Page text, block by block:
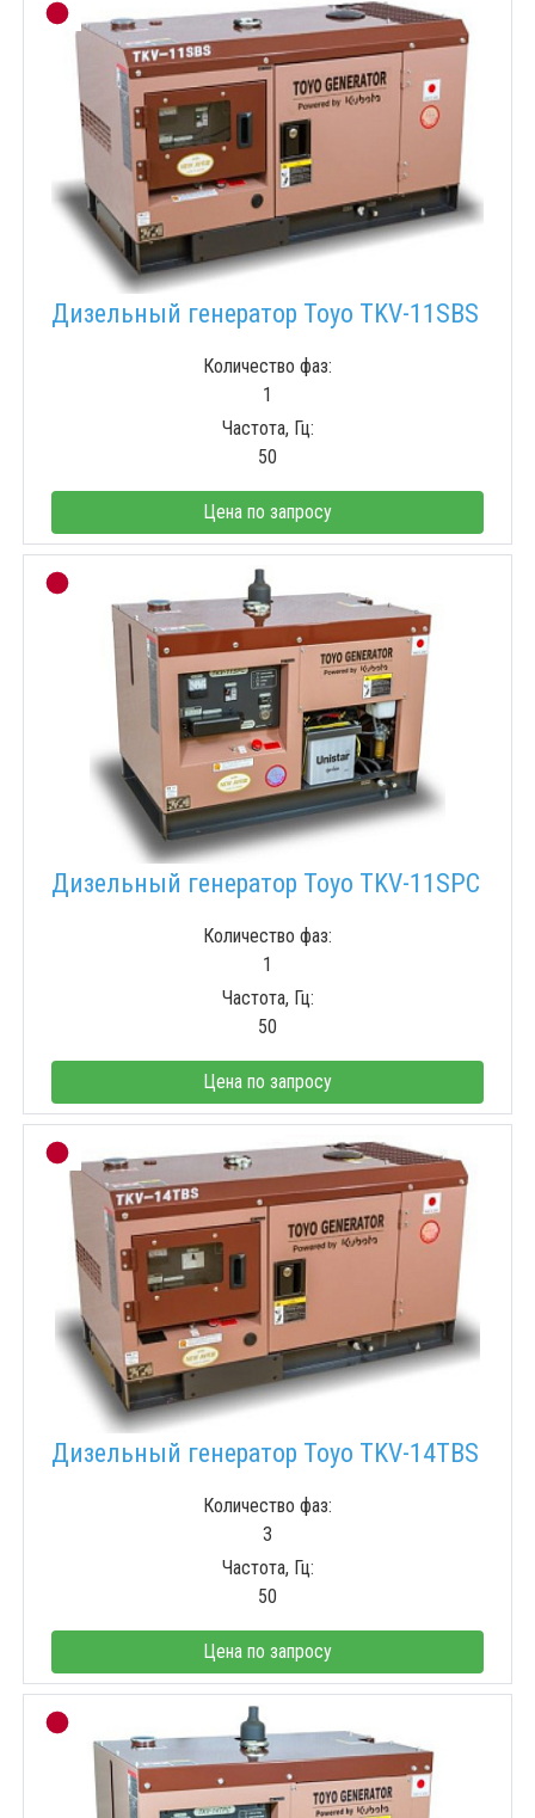
Дизельный генератор Toyo TKV-11SBS
Количество фаз:
1
Частота, Гц:
50
Цена по запросу
Дизельный генератор Toyo TKV-11SPC
Количество фаз:
1
Частота, Гц:
50
Цена по запросу
Дизельный генератор Toyo TKV-14TBS
Количество фаз:
3
Частота, Гц:
50
Цена по запросу